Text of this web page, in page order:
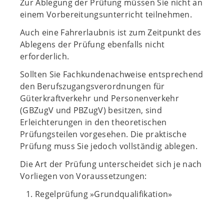
Zur Ablegung der Prüfung müssen Sie nicht an
einem Vorbereitungsunterricht teilnehmen.
Auch eine Fahrerlaubnis ist zum Zeitpunkt des
Ablegens der Prüfung ebenfalls nicht
erforderlich.
Sollten Sie Fachkundenachweise entsprechend
den Berufszugangsverordnungen für
Güterkraftverkehr und Personenverkehr
(GBZugV und PBZugV) besitzen, sind
Erleichterungen in den theoretischen
Prüfungsteilen vorgesehen. Die praktische
Prüfung muss Sie jedoch vollständig ablegen.
Die Art der Prüfung unterscheidet sich je nach
Vorliegen von Voraussetzungen:
Regelprüfung »Grundqualifikation»